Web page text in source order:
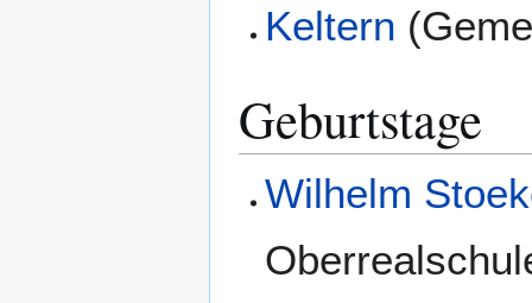
Keltern (
Geburtstage
Wilhelm